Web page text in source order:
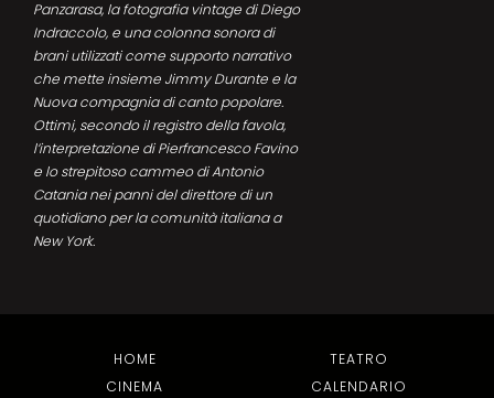
Panzarasa, la fotografia vintage di Diego
Indraccolo, e una colonna sonora di
brani utilizzati come supporto narrativo
che mette insieme Jimmy Durante e la
Nuova compagnia di canto popolare.
Ottimi, secondo il registro della favola,
l’interpretazione di Pierfrancesco Favino
e lo strepitoso cammeo di Antonio
Catania nei panni del direttore di un
quotidiano per la comunità italiana a
New York.
HOME
TEATRO
CINEMA
CALENDARIO